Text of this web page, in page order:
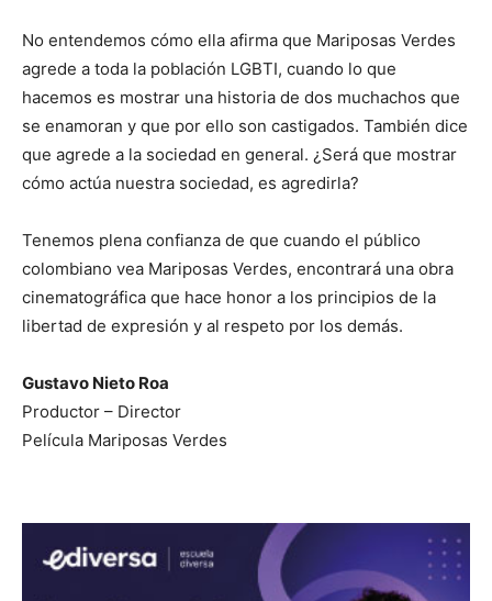
No entendemos cómo ella afirma que Mariposas Verdes
agrede a toda la población LGBTI, cuando lo que
hacemos es mostrar una historia de dos muchachos que
se enamoran y que por ello son castigados. También dice
que agrede a la sociedad en general. ¿Será que mostrar
cómo actúa nuestra sociedad, es agredirla?
Tenemos plena confianza de que cuando el público
colombiano vea Mariposas Verdes, encontrará una obra
cinematográfica que hace honor a los principios de la
libertad de expresión y al respeto por los demás.
Gustavo Nieto Roa
Productor – Director
Película Mariposas Verdes